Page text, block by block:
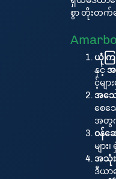
စွာ တိုးတက်အ
ယုံကြ
နှင့်အ
င့်မျ
အသေး
စေသ
အတွက်
ဝန်ဆေ
မျာ
အသုံ
ဒီယာ